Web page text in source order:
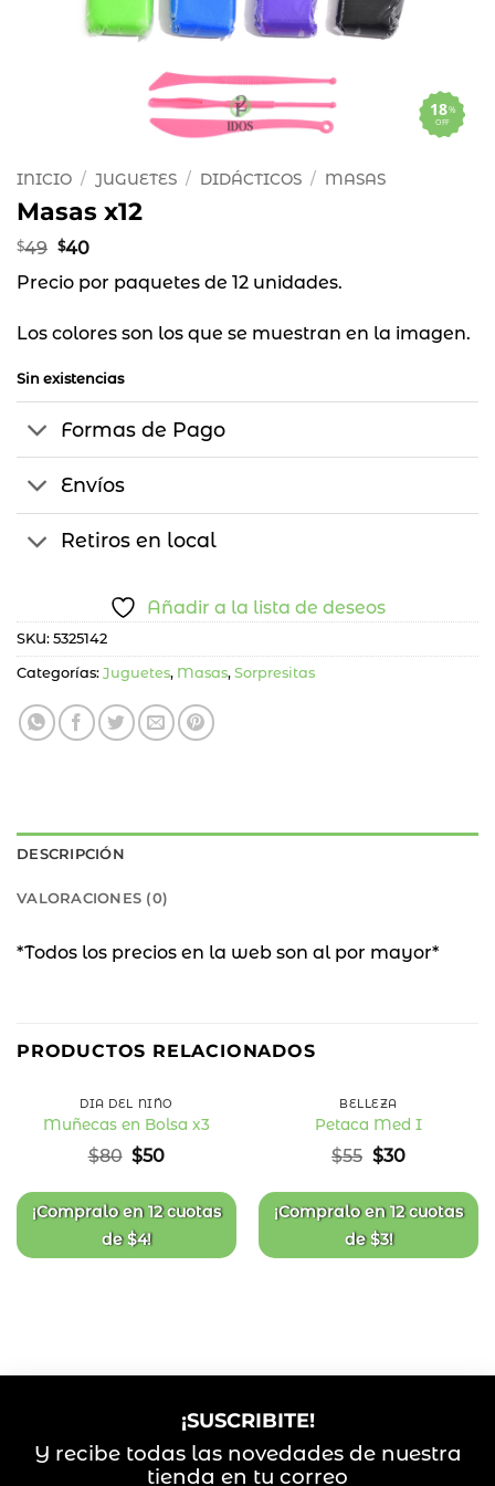
%
OFF
18
INICIO / JUGUETES / DIDÁCTICOS / MASAS
Masas x12
$49 El
original
$40El
actual
Precio por paquetes de 12 unidades.
Los colores son los que se muestran en la imagen.
Sin existencias
Formas de Pago
Envíos
Retiros en local
Añadir a la lista de deseos
SKU: 5325142
Categorías: Juguetes, Masas, Sorpresitas
DESCRIPCIÓN
VALORACIONES (0)
*Todos los precios en la web son al por mayor*
PRODUCTOS RELACIONADOS
OFF
de
deseos
DÍA DEL NIÑO
Muñecas en Bolsa x3
$80 El
original
era:
$80.
$50El
actual
es:
$50.
¡Compralo en12 cuotas
de$4!
de
deseos
BELLEZA
Petaca Med I
$55 El
original
era:
$55.
$30El
actual
es:
$30.
¡Compralo en12 cuotas
de$3!
¡SUSCRIBITE!
Y recibe todas las novedades de nuestra
tienda en tu correo